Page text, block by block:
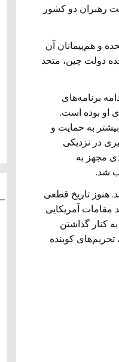
رهبران دو کشور
و هم‌پیمانان آن
دولت چین، متحد
برنامه‌های
او بوده است.
به حمایت و
در نزدیکی
مجهز به
شد.
هنوز تاریخ قطعی
مقامات آمریکایی
کنار گذاشتن
کوبنده